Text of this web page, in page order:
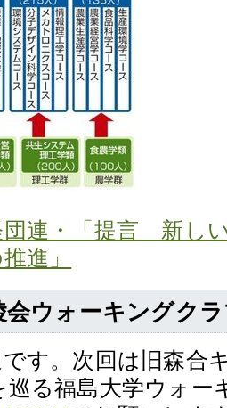
団連・「提言 新し
進」
会ウォーキングク
す。次回は旧森合
巡る福島大学ウォー